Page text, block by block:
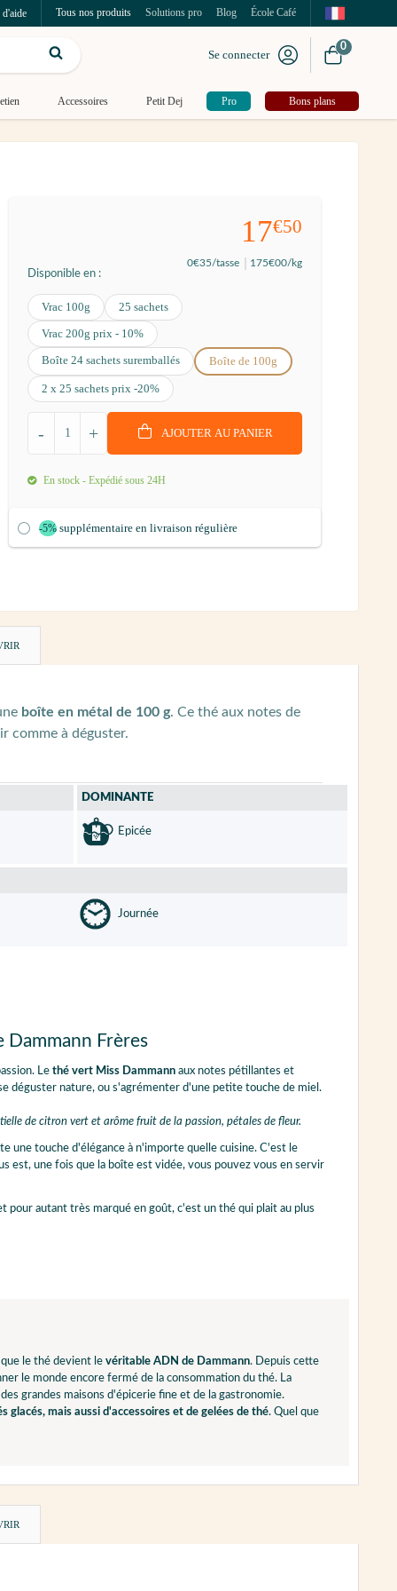
Tous nos produits Solutions pro Blog École Café
Se connecter
0
Accessoires Petit Dej Pro Bons plans
17€50
0€35/tasse 175€00/kg
Disponible en :
Vrac 100g
25 sachets
Vrac 200g prix - 10%
Boîte 24 sachets suremballés
Boîte de 100g
2 x 25 sachets prix -20%
+
- AJOUTER AU PANIER
En stock - Expédié sous 24H
-5% supplémentaire en livraison régulière
boîte en métal de 100 g. Ce thé aux notes de
comme à déguster.
DOMINANTE
Epicée
Journée
Dammann Frères
Le thé vert Miss Dammannaux notes pétillantes et
déguster nature, ou s'agrémenter d'une petite touche de miel.
de citron vert et arôme fruit de la passion, pétales de fleur.
une touche d'élégance à n'importe quelle cuisine. C'est le
est, une fois que la boîte est vidée, vous pouvez vous en servir
pour autant très marqué en goût, c'est un thé qui plait au plus
le thé devient le véritable ADN de Dammann. Depuis cette
le monde encore fermé de la consommation du thé. La
grandes maisons d'épicerie fine et de la gastronomie.
glacés, mais aussi d'accessoires et de gelées de thé. Quel que